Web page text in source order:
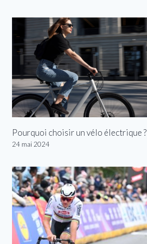
Pourquoi choisir un vélo électrique ?
24 mai 2024